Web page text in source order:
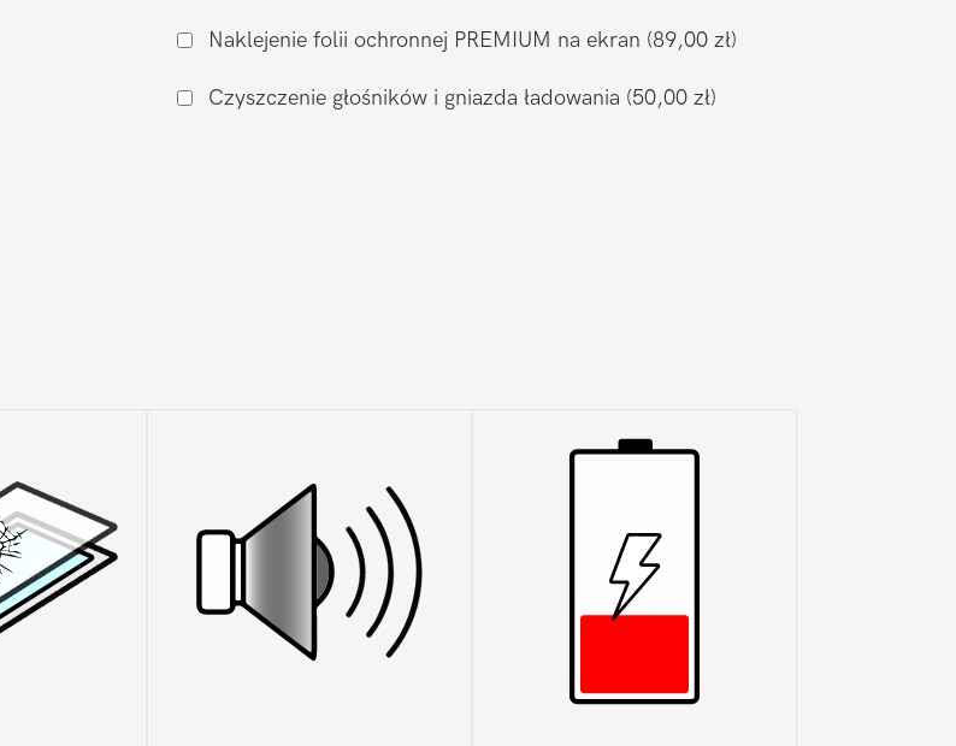
GoogleNaklejenie folii ochronnej PREMIUM na ekran (89,00 zł)
Czyszczenie głośników i gniazda ładowania (50,00 zł)